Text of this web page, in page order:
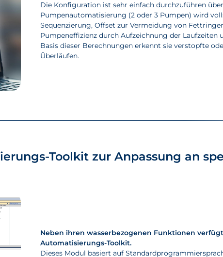
Die Konfiguration ist sehr einfach durchzuführen
Pumpenautomatisierung (2 oder 3 Pumpen) wird
Sequenzierung, Offset zur Vermeidung von
Pumpeneffizienz durch Aufzeichnung der
Basis dieser Berechnungen erkennt sie verstopfte
Überläufen.
Toolkit zur Anpassung an
Neben ihren wasserbezogenen Funktionen
Automatisierungs-Toolkit.
Dieses Modul basiert auf